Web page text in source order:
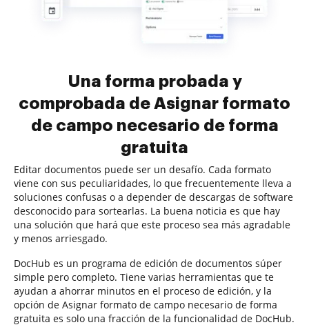
Una forma probada y
comprobada de Asignar formato
de campo necesario de forma
gratuita
Editar documentos puede ser un desafío. Cada formato
viene con sus peculiaridades, lo que frecuentemente lleva a
soluciones confusas o a depender de descargas de software
desconocido para sortearlas. La buena noticia es que hay
una solución que hará que este proceso sea más agradable
y menos arriesgado.
DocHub es un programa de edición de documentos súper
simple pero completo. Tiene varias herramientas que te
ayudan a ahorrar minutos en el proceso de edición, y la
opción de Asignar formato de campo necesario de forma
gratuita es solo una fracción de la funcionalidad de DocHub.